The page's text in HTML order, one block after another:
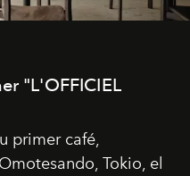
"L'OFFICIEL
primer café,
Tokio, el